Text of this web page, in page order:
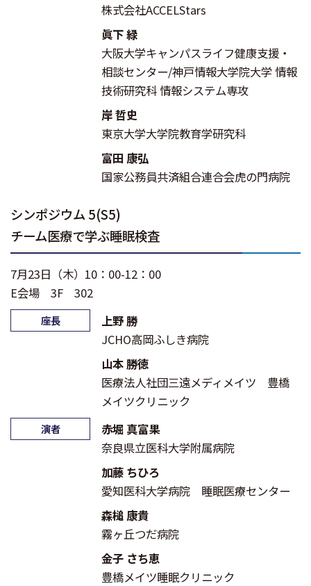
株式会社ACCELStars
眞下 緑
大阪大学キャンパスライフ健康支援・
相談センター/神戸情報大学院大学 情報
技術研究科 情報システム専攻
岸 哲史
東京大学大学院教育学研究科
富田 康弘
国家公務員共済組合連合会虎の門病院
シンポジウム 5(S5)
チーム医療で学ぶ睡眠検査
7月23日（木）10：00-12：00
E会場 3F 302
座長
上野 勝
JCHO高岡ふしき病院
山本 勝徳
医療法人社団三遠メディメイツ 豊橋
メイツクリニック
演者
赤堀 真富果
奈良県立医科大学附属病院
加藤 ちひろ
愛知医科大学病院 睡眠医療センター
森槌 康貴
霧ヶ丘つだ病院
金子 さち恵
豊橋メイツ睡眠クリニック